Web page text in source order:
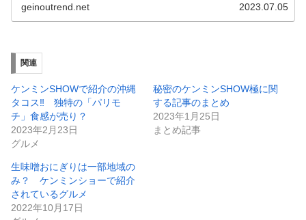
geinoutrend.net 2023.07.05
関連
ケンミンSHOWで紹介の沖縄
タコス‼ 独特の「パリモ
チ」食感が売り？
2023年2月23日
グルメ
秘密のケンミンSHOW極に関
する記事のまとめ
2023年1月25日
まとめ記事
生味噌おにぎりは一部地域の
み？ ケンミンショーで紹介
されているグルメ
2022年10月17日